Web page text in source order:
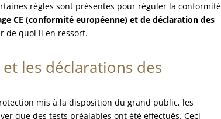
règles sont présentes pour réguler la conformité
CE (conformité européenne) et de déclaration des
de quoi il en ressort.
et les déclarations des
mis à la disposition du grand public, les
que des tests préalables ont été effectués. Ceci